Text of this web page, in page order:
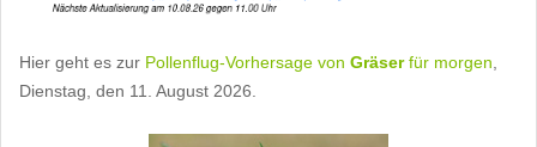
Hier geht es zur Pollenflug-Vorhersage von Gräserfür morgen
Dienstag, den 11. August 2026.